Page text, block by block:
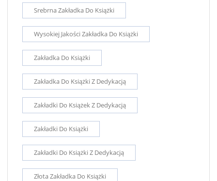
Srebrna Zakładka Do Książki
Wysokiej Jakości Zakładka Do Książki
Zakładka Do Książki
Zakładka Do Książki Z Dedykacją
Zakładki Do Książek Z Dedykacją
Zakładki Do Książki
Zakładki Do Książki Z Dedykacją
Złota Zakładka Do Książki